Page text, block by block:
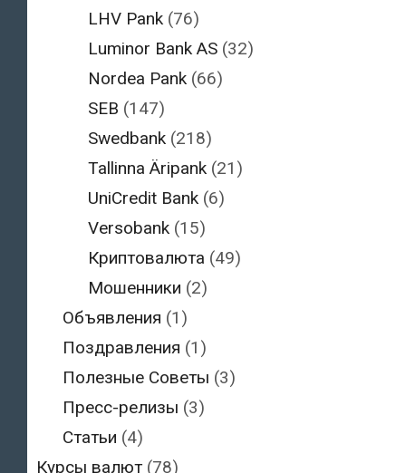
LHV Pank (76)
Luminor Bank AS (32)
Nordea Pank (66)
SEB (147)
Swedbank (218)
Tallinna Äripank (21)
UniCredit Bank (6)
Versobank (15)
Криптовалюта (49)
Мошенники (2)
Объявления (1)
Поздравления (1)
Полезные Советы (3)
Пресс-релизы (3)
Статьи (4)
Курсы валют (78)